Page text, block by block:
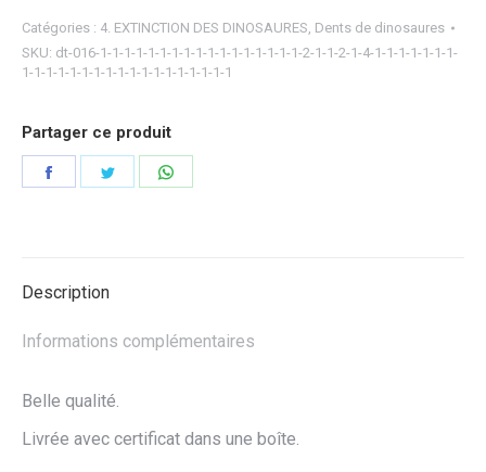
Catégories : 4. EXTINCTION DES DINOSAURES Dents de dinosaures
SKU: dt-016-1-1-1-1-1-1-1-1-1-1-1-1-1-1-1-1-1-2-1-1-2-1-4-1-1-1-1-1-1-1-
1-1-1-1-1-1-1-1-1-1-1-1-1-1-1-1-1-1
Partager ce produit
Partager Partager
Description
Informations complémentaires
Belle qualité.
Livrée avec certificat dans une boîte.